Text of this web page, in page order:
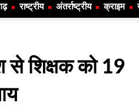
राष्ट्रीय अंतर्राष्ट्रीय क्राइम
से शिक्षक को 19